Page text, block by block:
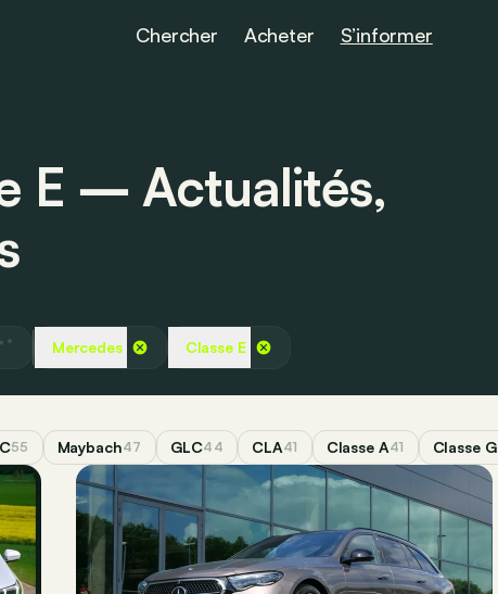
Chercher Acheter S’informer
E ― Actualités,
Mercedes Classe E
55 Maybach47 GLC44 CLA41 Classe A41 Classe G